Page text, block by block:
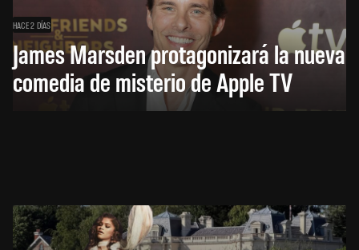
HACE 2 DÍAS
James Marsden protagonizará la nueva
comedia de misterio de Apple TV